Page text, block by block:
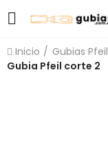
Inicio Gubias Pfeil
Gubia Pfeil corte 2